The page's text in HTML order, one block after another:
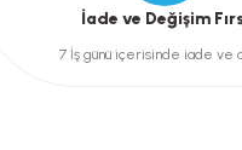
İade ve Değişim
7 İş günü içerisinde iade ve